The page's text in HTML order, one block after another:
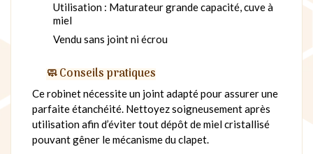
Utilisation : Maturateur grande capacité, cuve à
miel
Vendu sans joint ni écrou
🧼 Conseils pratiques
Ce robinet nécessite un joint adapté pour assurer une
parfaite étanchéité. Nettoyez soigneusement après
utilisation afin d’éviter tout dépôt de miel cristallisé
pouvant gêner le mécanisme du clapet.